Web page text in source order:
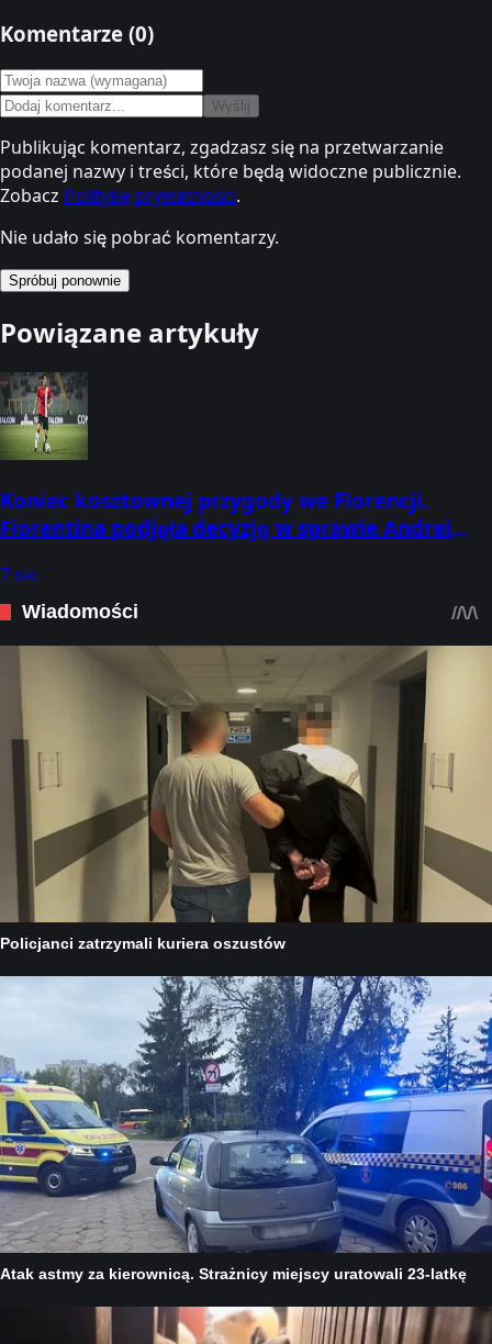
Komentarze (0)
Wyślij
Publikując komentarz, zgadzasz się na przetwarzanie
podanej nazwy i treści, które będą widoczne publicznie.
Zobacz Politykę prywatności.
Nie udało się pobrać komentarzy.
Spróbuj ponownie
Powiązane artykuły
Koniec kosztownej przygody we Florencji.
Fiorentina podjęła decyzję w sprawie Andrei
7 sie